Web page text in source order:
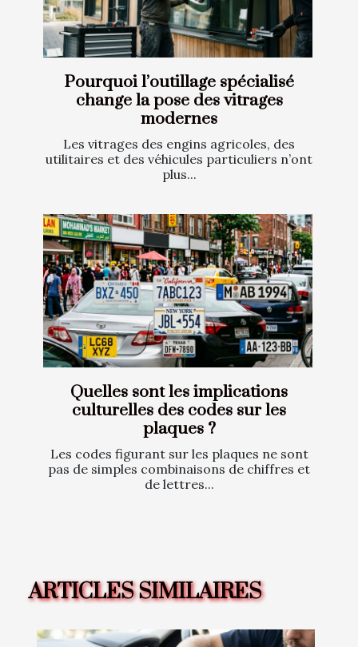
Pourquoi l’outillage spécialisé
change la pose des vitrages
modernes
Les vitrages des engins agricoles, des
utilitaires et des véhicules particuliers n’ont
plus...
Quelles sont les implications
culturelles des codes sur les
plaques ?
Les codes figurant sur les plaques ne sont
pas de simples combinaisons de chiffres et
de lettres...
ARTICLES SIMILAIRES